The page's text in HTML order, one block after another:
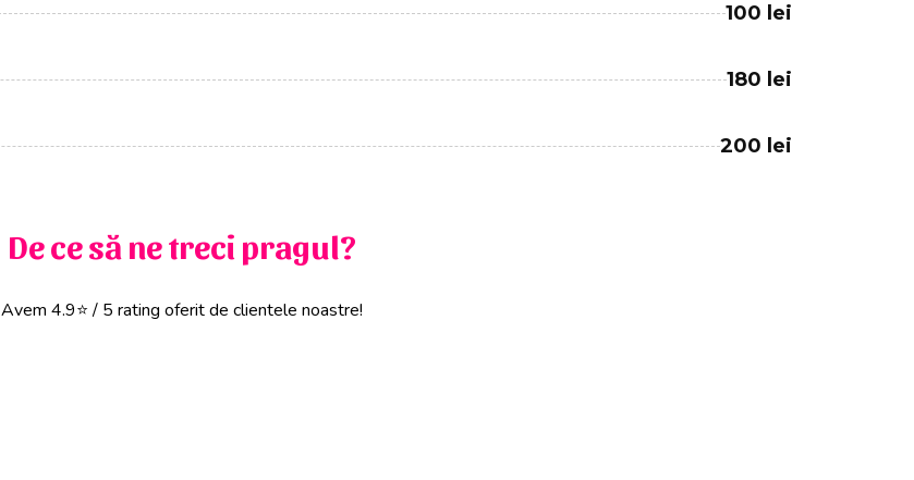
100 lei
180 lei
200 lei
De ce să ne treci pragul?
Avem 4.9⭐ / 5 rating oferit de clientele noastre!